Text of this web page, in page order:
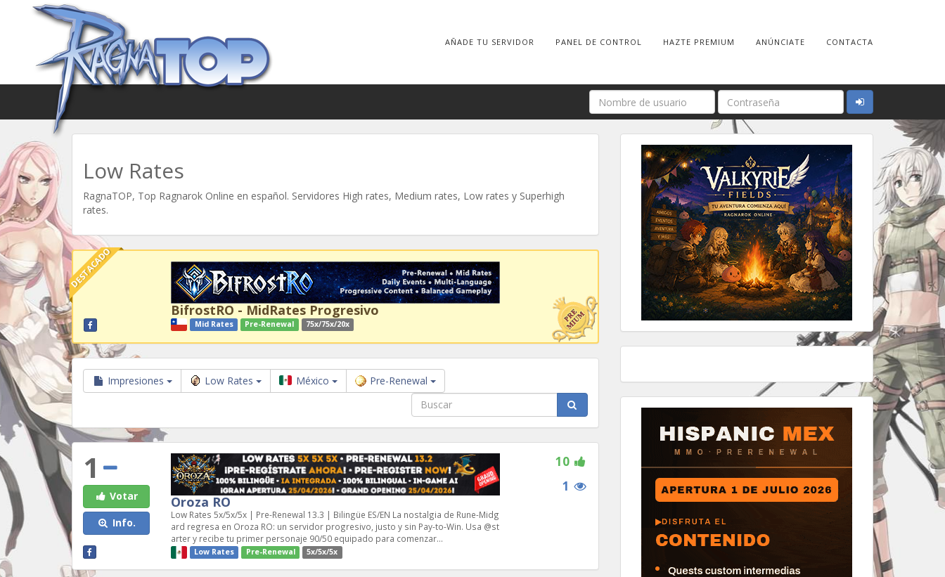
AÑADE TU SERVIDOR PANEL DE CONTROL HAZTE PREMIUM ANÚNCIATE CONTACTA
Low Rates
RagnaTOP, Top Ragnarok Online en español. Servidores High rates, Medium rates, Low rates y Superhigh
rates.
DESTACADO
BifrostRO - MidRates Progresivo
Mid Rates Pre-Renewal 75x/75x/20x
Impresiones Low Rates México Pre-Renewal
1
Votar
Info.
Oroza RO
Low Rates 5x/5x/5x | Pre-Renewal 13.3 | Bilingüe ES/EN La nostalgia de Rune-Midg
ard regresa en Oroza RO: un servidor progresivo, justo y sin Pay-to-Win. Usa @st
arter y recibe tu primer personaje 90/50 equipado para comenzar...
10
1
Low Rates Pre-Renewal 5x/5x/5x